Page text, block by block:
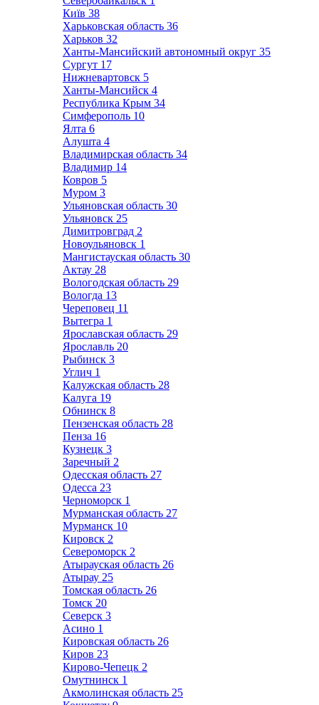
Київ 38
Харьковская область 36
Харьков 32
Ханты-Мансийский автономный округ 35
Сургут 17
Нижневартовск 5
Ханты-Мансийск 4
Республика Крым 34
Симферополь 10
Ялта 6
Алушта 4
Владимирская область 34
Владимир 14
Ковров 5
Муром 3
Ульяновская область 30
Ульяновск 25
Димитровград 2
Новоульяновск 1
Мангистауская область 30
Актау 28
Вологодская область 29
Вологда 13
Череповец 11
Вытегра 1
Ярославская область 29
Ярославль 20
Рыбинск 3
Углич 1
Калужская область 28
Калуга 19
Обнинск 8
Пензенская область 28
Пенза 16
Кузнецк 3
Заречный 2
Одесская область 27
Одесса 23
Черноморск 1
Мурманская область 27
Мурманск 10
Кировск 2
Североморск 2
Атырауская область 26
Атырау 25
Томская область 26
Томск 20
Северск 3
Асино 1
Кировская область 26
Киров 23
Кирово-Чепецк 2
Омутнинск 1
Акмолинская область 25